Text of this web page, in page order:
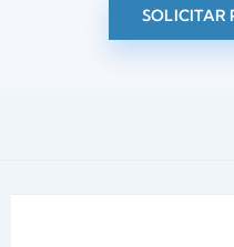
SOLICITAR